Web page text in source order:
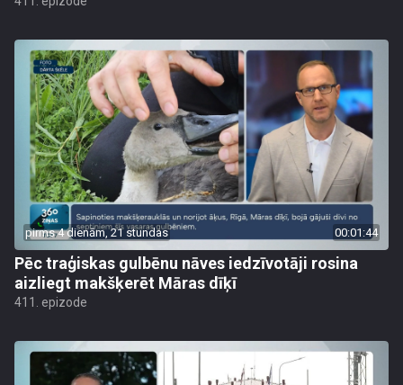
pirms 4 dienām, 21 stundas 00:01:44
Pēc traģiskas gulbēnu nāves iedzīvotāji rosina
aizliegt makšķerēt Māras dīķī
411. epizode